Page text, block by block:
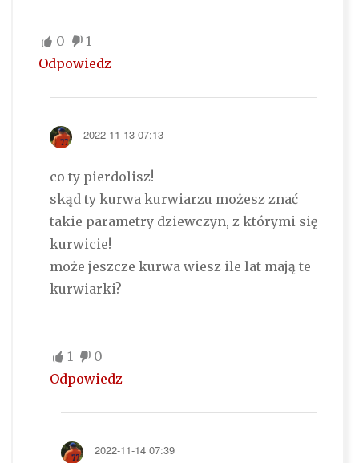
0
1
Odpowiedz
2022-11-13 07:13
co ty pierdolisz!
skąd ty kurwa kurwiarzu możesz znać
takie parametry dziewczyn, z którymi się
kurwicie!
może jeszcze kurwa wiesz ile lat mają te
kurwiarki?
1
0
Odpowiedz
2022-11-14 07:39